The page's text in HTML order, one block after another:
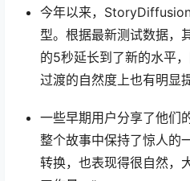
今年以来，
型。根据最新测试数据，
的5秒延长到了新的水平
过渡的自然度上也有明显
一些早期用户分享了他们
整个故事中保持了惊人的
转换，也表现得很自然，